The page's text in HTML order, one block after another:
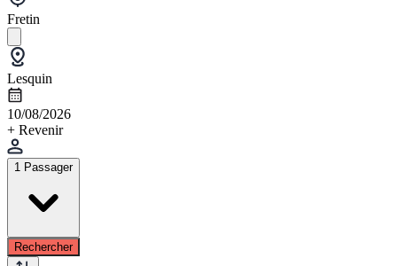
Fretin
Lesquin
10/08/2026
+ Revenir
1 Passager
Rechercher